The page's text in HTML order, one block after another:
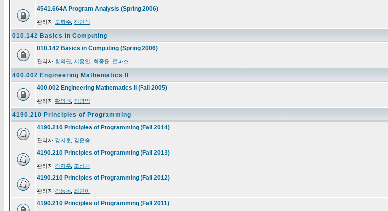
4541.664A Program Analysis (Spring 2006)
관리자 오학주 진민식
010.142 Basics in Computing
010.142 Basics in Computing (Spring 2006)
관리자 황의권 지용인 최종윤 로파스
400.002 Engineering Mathematics II
400.002 Engineering Mathematics II (Fall 2005)
관리자 황의권 정영범
4190.210 Principles of Programming
4190.210 Principles of Programming (Fall 2014)
관리자 강지훈 김윤승
4190.210 Principles of Programming (Fall 2013)
관리자 강지훈 조성근
4190.210 Principles of Programming (Fall 2012)
관리자 강동옥 최민아
4190.210 Principles of Programming (Fall 2011)